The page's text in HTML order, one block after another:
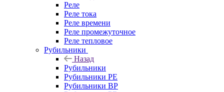
Реле
Реле тока
Реле времени
Реле промежуточное
Реле тепловое
Рубильники
Назад
Рубильники
Рубильники РЕ
Рубильники ВР